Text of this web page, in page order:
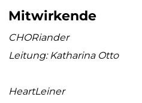
Mitwirkende
CHORiander
Leitung: Katharina Otto
HeartLeiner